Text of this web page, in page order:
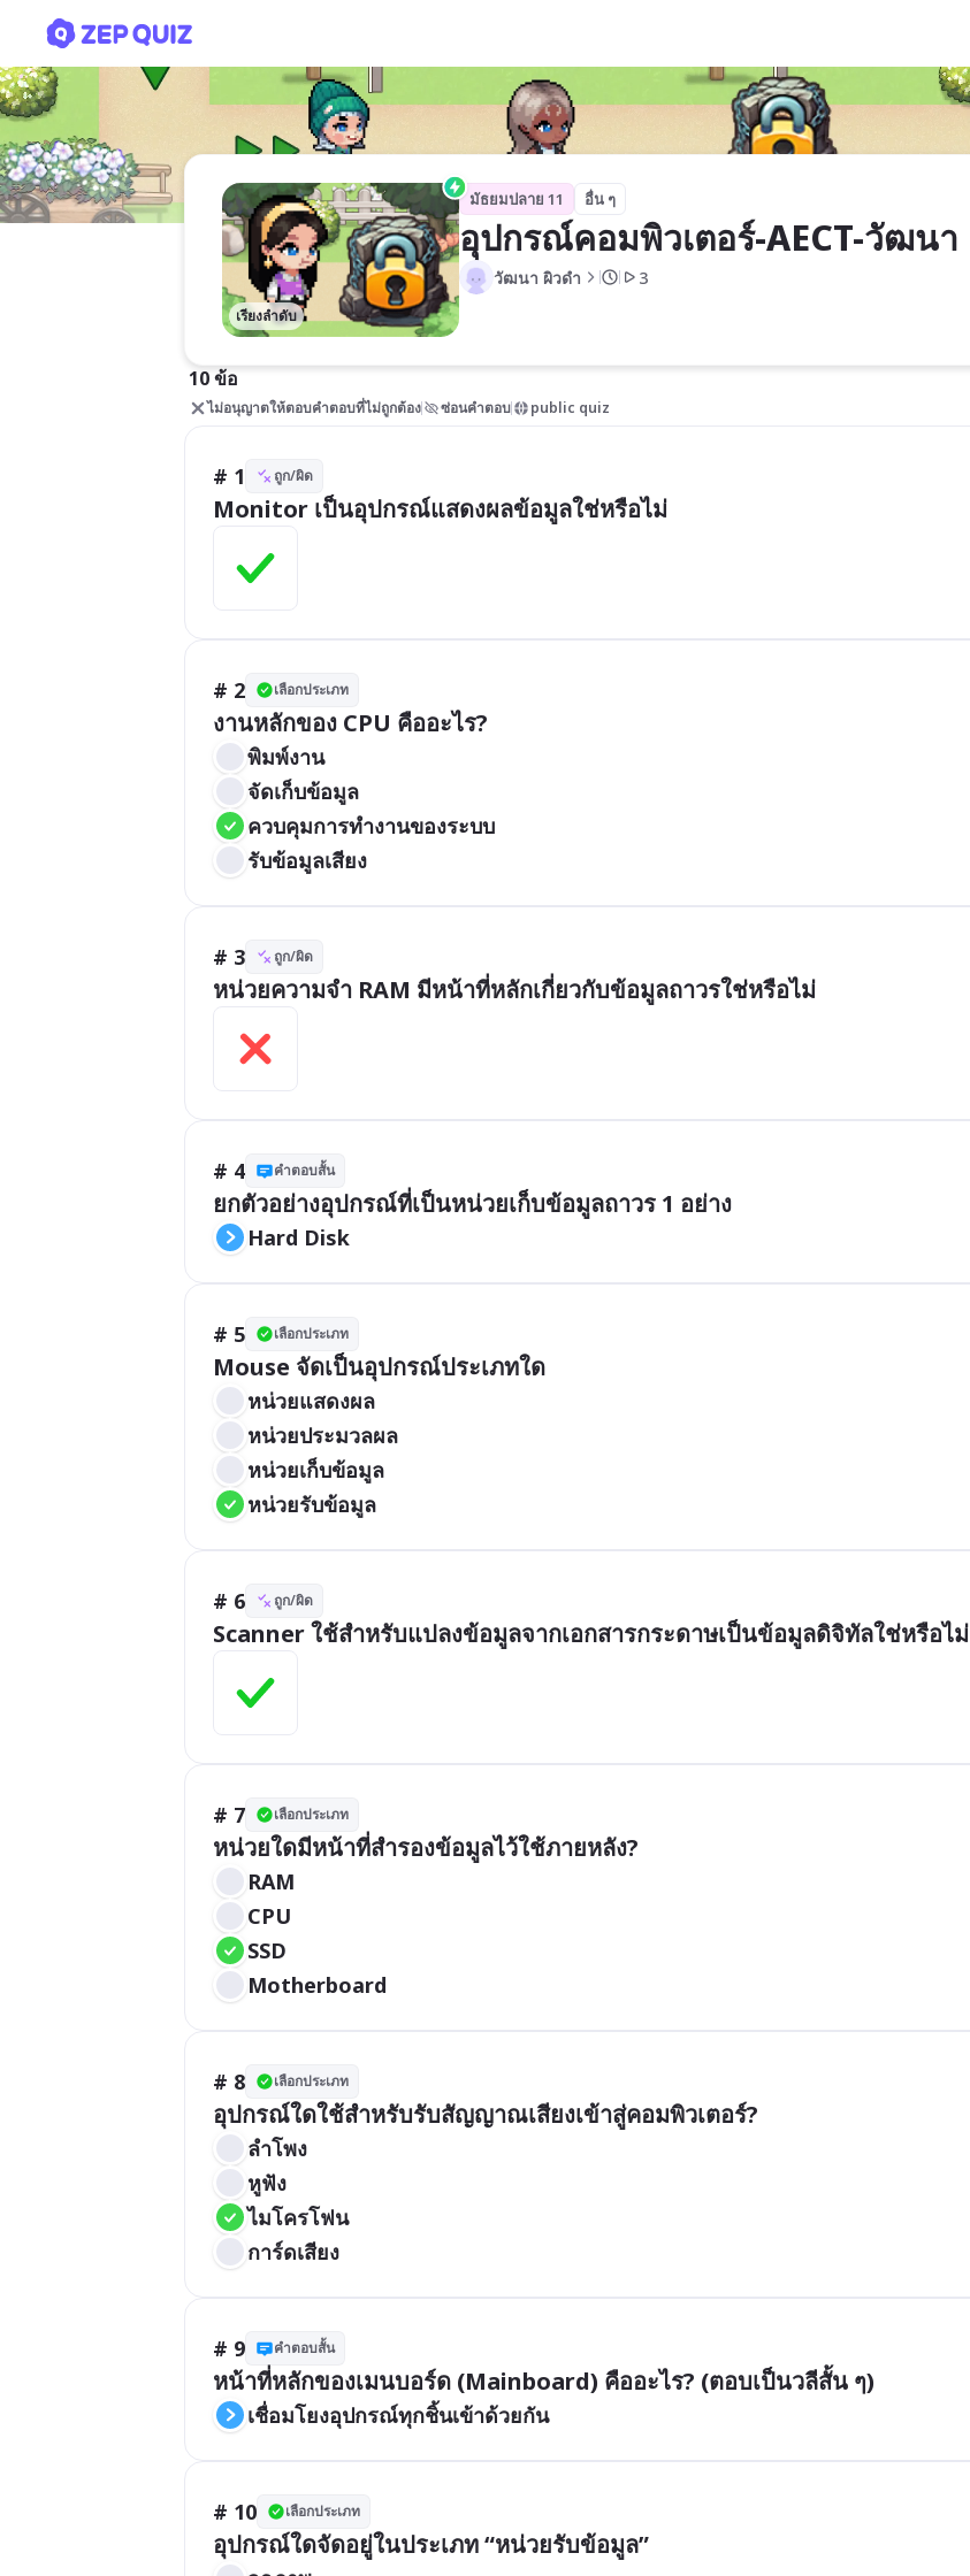
เรียงลำดับ
มัธยมปลาย 11 อื่น ๆ
อุปกรณ์คอมพิวเตอร์-AECT-วัฒนา
วัฒนา ผิวดํา 3
10 ข้อ
ไม่อนุญาตให้ตอบคำตอบที่ไม่ถูกต้อง ซ่อนคำตอบ public quiz
# 1 ถูก/ผิด
Monitor เป็นอุปกรณ์แสดงผลข้อมูลใช่หรือไม่
# 2 เลือกประเภท
งานหลักของ CPU คืออะไร?
พิมพ์งาน
จัดเก็บข้อมูล
ควบคุมการทำงานของระบบ
รับข้อมูลเสียง
# 3 ถูก/ผิด
หน่วยความจำ RAM มีหน้าที่หลักเกี่ยวกับข้อมูลถาวรใช่หรือไม่
# 4 คำตอบสั้น
ยกตัวอย่างอุปกรณ์ที่เป็นหน่วยเก็บข้อมูลถาวร 1 อย่าง
Hard Disk
# 5 เลือกประเภท
Mouse จัดเป็นอุปกรณ์ประเภทใด
หน่วยแสดงผล
หน่วยประมวลผล
หน่วยเก็บข้อมูล
หน่วยรับข้อมูล
# 6 ถูก/ผิด
Scanner ใช้สำหรับแปลงข้อมูลจากเอกสารกระดาษเป็นข้อมูลดิจิทัลใช่หรือไม่
# 7 เลือกประเภท
หน่วยใดมีหน้าที่สำรองข้อมูลไว้ใช้ภายหลัง?
RAM
CPU
SSD
Motherboard
# 8 เลือกประเภท
อุปกรณ์ใดใช้สำหรับรับสัญญาณเสียงเข้าสู่คอมพิวเตอร์?
ลำโพง
หูฟัง
ไมโครโฟน
การ์ดเสียง
# 9 คำตอบสั้น
หน้าที่หลักของเมนบอร์ด (Mainboard) คืออะไร? (ตอบเป็นวลีสั้น ๆ)
เชื่อมโยงอุปกรณ์ทุกชิ้นเข้าด้วยกัน
# 10 เลือกประเภท
อุปกรณ์ใดจัดอยู่ในประเภท “หน่วยรับข้อมูล”